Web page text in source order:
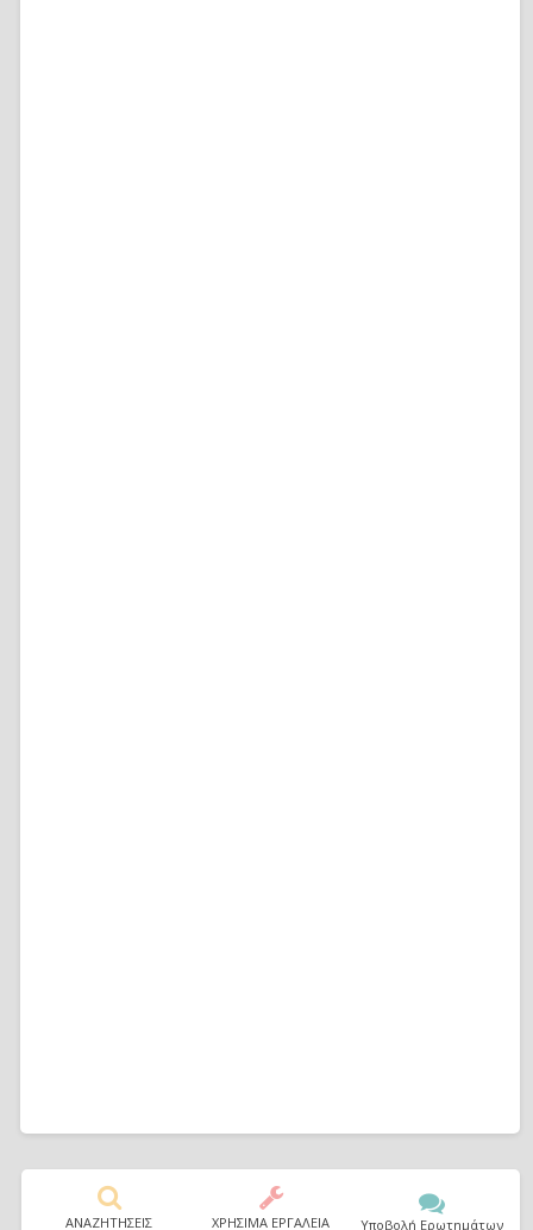
ΑΝΑΖΗΤΗΣΕΙΣ ΧΡΗΣΙΜΑ ΕΡΓΑΛΕΙΑ Υποβολή Ερωτημάτων